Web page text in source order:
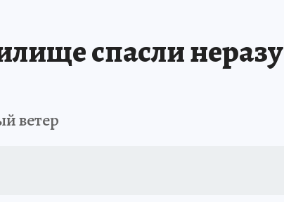
спасли
ветер